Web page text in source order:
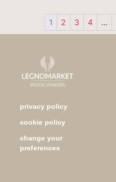
1 2 3 4 …
privacy policy
cookie policy
change your
preferences